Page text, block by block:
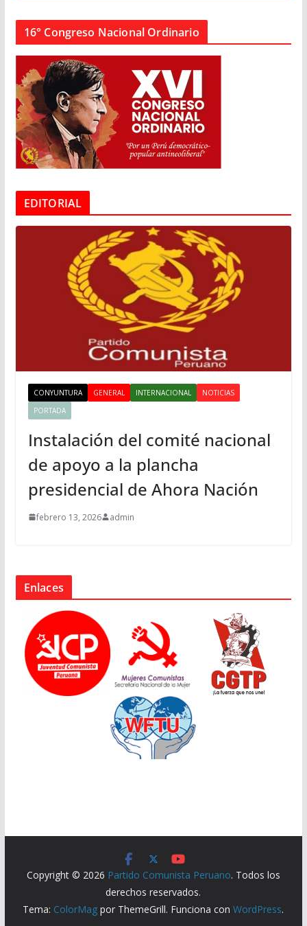
16° Congreso Nacional Ordinario
EDITORIAL
CONYUNTURA GENERAL INTERNACIONAL
NOTICIAS
PORTADA
Instalación del comité nacional
de apoyo a la plancha
presidencial de Ahora Nación
febrero 13, 2026 admin
Enlaces
Copyright © 2026 Partido Comunista Peruano. Todos los
derechos reservados.
Tema: ColorMag por ThemeGrill. Funciona conWordPress.